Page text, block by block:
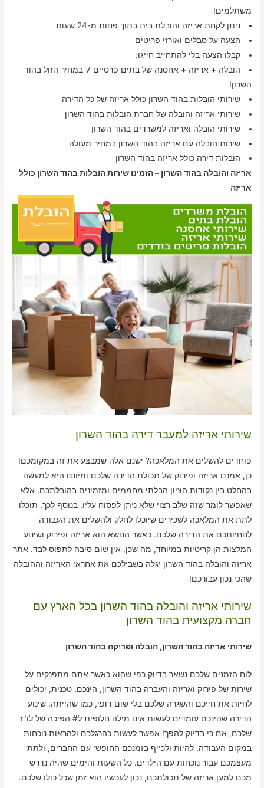
משתלמים!
ניתן לקחת אריזה והובלת בית בתוך פחות מ-24 שעות
הצעה על סבלים ואורזי פריטים
קבלו הצעה בלי להתחייב חייגו:
הובלה + אריזה + אחסנה של בתים פרטיים √ במחיר הזול בהוד
השרון!
שירותי הובלות בהוד השרון כולל אריזה של כל הדירה
שירותי אריזה והובלה של חברת הובלות בהוד השרון
שירותי הובלה ואריזה למשרדים בהוד השרון
שירות הובלה עם אריזה בהוד השרון במחיר מעולה
הובלות דירה כולל אריזה בהוד השרון
אריזה והובלה בהוד השרון – הזמינו שירות הובלות בהוד השרון כולל
אריזה
שירותי אריזה למעבר דירה בהוד השרון
פוחדים להשלים את המלאכה? ישנם אלה שמבצע את זה במקומכם!
כן, אמנם אריזה ופירוק של תכולת הדירה שלכם ומיונם היא למעשה
בהחלט בין נקודות הציון הבלתי מחממים ומזמינים בהובלתכם, אלא
שאפשר לומר שזה שלב רצוי שלא ניתן לפסוח עליו. בנוסף לכך, תוכלו
לתת את המלאכה לשכירים שיוכלו לחלק ולהשלים את העבודה
לנוחיותכם את הדירה שלכם. כאשר הנושא הוא אריזה ופירוק ושינוע
המלצות הן קריטיות במיוחד, מה שכן, אין שום סיבה לתפוס לבד. אתר
אריזה והובלה בהוד השרון יגלה בשבילכם את אחראי האריזה וההובלה
שהכי נכון עבורכם!
שירותי אריזה והובלה בהוד השרון בכל הארץ עם
חברה מקצועית בהוד השרון
שירותי אריזה בהוד השרון, הובלה ופריקה בהוד השרון
לוח הזמנים שלכם נשאר בדיוק כפי שהוא כאשר אתם מתפנקים על
שירות של פירוק ואריזה והעברה בהוד השרון, הינכם, טכנית, יכולים
לחיות את חייכם והשגרה שלכם בלי שום דופי, כמו שהייתה. שינוע
הדירה שהינכם עומדים לעשות אינו מילה חלופית ל# הפיכה של לו"ז
שלכם, אם כי בדיוק להפך! אפשר לעשות כהרגלכם ולהראות נוכחות
במקום העבודה, להיות ולכייף בזמנכם החופשי עם החברים, ולתת
מעצמכם עבור נוכחות עם הילדים. כל השעות והימים שהיה נדרש
מכם למען אריזה של תכולתכם, נכון לעכשיו הוא זמן שכל כולו שלכם.